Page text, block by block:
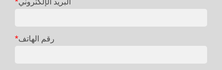
رقم الهاتف*